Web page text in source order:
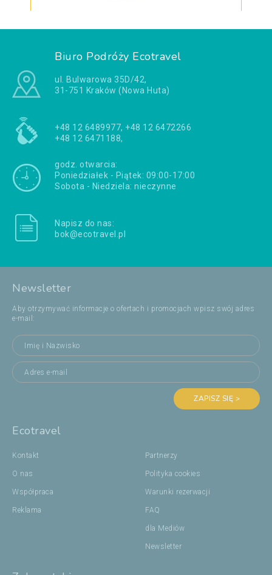
Biuro Podróży Ecotravel
ul. Bulwarowa 35D/42,
31-751 Kraków (Nowa Huta)
+48 12 6489977, +48 12 6472266
+48 12 6471188,
godz. otwarcia:
Poniedziałek - Piątek: 09:00-17:00
Sobota - Niedziela: nieczynne
Napisz do nas:
bok@ecotravel.pl
Newsletter
Aby otrzymywać informacje o ofertach i promocjach wpisz swój adres
e-mail:
ZAPISZ SIĘ >
Ecotravel
Kontakt
O nas
Współpraca
Reklama
Partnerzy
Polityka cookies
Warunki rezerwacji
FAQ
dla Mediów
Newsletter